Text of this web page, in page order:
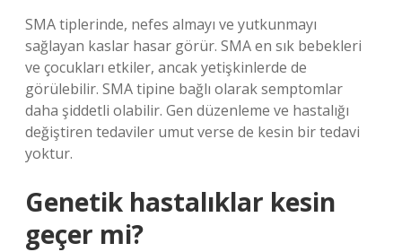
SMA tiplerinde, nefes almayı ve yutkunmayı
sağlayan kaslar hasar görür. SMA en sık bebekleri
ve çocukları etkiler, ancak yetişkinlerde de
görülebilir. SMA tipine bağlı olarak semptomlar
daha şiddetli olabilir. Gen düzenleme ve hastalığı
değiştiren tedaviler umut verse de kesin bir tedavi
yoktur.
Genetik hastalıklar kesin
geçer mi?